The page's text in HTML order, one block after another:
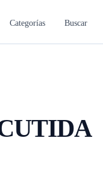
Categorías Buscar